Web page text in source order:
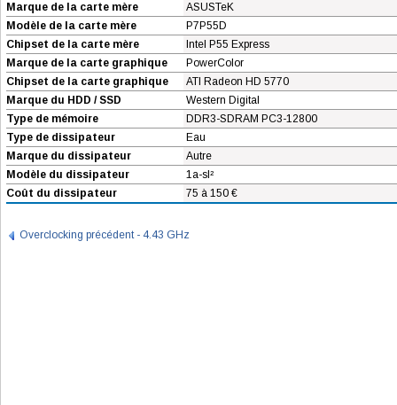
Marque de la carte mère
ASUSTeK
Modèle de la carte mère
P7P55D
Chipset de la carte mère
Intel P55 Express
Marque de la carte graphique
PowerColor
Chipset de la carte graphique
ATI Radeon HD 5770
Marque du HDD / SSD
Western Digital
Type de mémoire
DDR3-SDRAM PC3-12800
Type de dissipateur
Eau
Marque du dissipateur
Autre
Modèle du dissipateur
1a-sl²
Coût du dissipateur
75 à 150 €
Overclocking précédent - 4.43 GHz